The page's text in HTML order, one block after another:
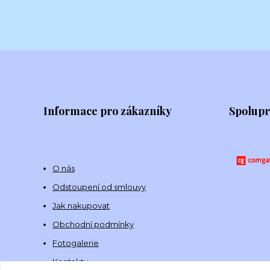
Informace pro zákazníky
O nás
Odstoupení od smlouvy
Jak nakupovat
Obchodní podmínky
Fotogalerie
Kontakty